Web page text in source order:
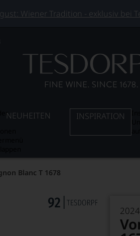
Wiener Tradition - exklusiv bei
NEUHEITEN INSPIRATION
Blanc T 1678
2024